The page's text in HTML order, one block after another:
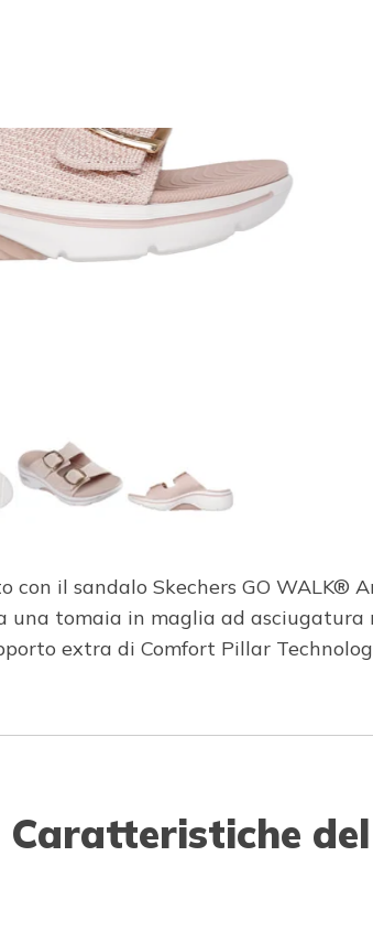
con il sandalo Skechers GO
una tomaia in maglia ad
extra di Comfort Pillar
Caratteristiche